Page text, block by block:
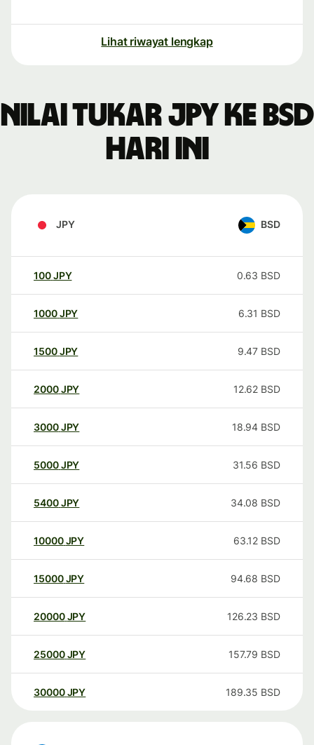
Lihat riwayat lengkap
Nilai tukar JPY ke BSD
hari ini
JPY BSD
100JPY 0.63 BSD
1000JPY 6.31 BSD
1500JPY 9.47 BSD
2000JPY 12.62 BSD
3000JPY 18.94 BSD
5000JPY 31.56 BSD
5400JPY 34.08 BSD
10000 JPY 63.12 BSD
15000 JPY 94.68 BSD
20000 JPY 126.23 BSD
25000 JPY 157.79 BSD
30000 JPY 189.35 BSD